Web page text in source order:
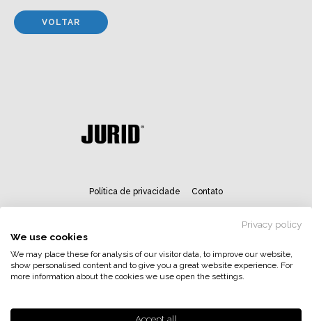
VOLTAR
Política de privacidade Contato
Privacy policy
We use cookies
We may place these for analysis of our visitor data, to improve our website,
show personalised content and to give you a great website experience. For
more information about the cookies we use open the settings.